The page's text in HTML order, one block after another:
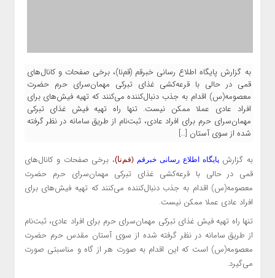
به گزارش پایگاه اطلاع رسانی خبرقم (قم‌نا)، برخی صفحات و کانال‌های
قمی در حالی با قرعه‌کشی غذای تبرکی مهمان‌سرای حرم حضرت
معصومه(س) اقدام به جذب دنبال‌کننده می‌کنند که تهیه فیش‌های برای
افراد عادی عملا ممکن نیست. تنها راه تهیه فیش غذای تبرکی
مهمان‌سرای حرم برای افراد عادی، ثبت‌نام از طریق سامانه در نظر گرفته
شده از سوی آستان […]
به گزارشپایگاه اطلاع رسانی خبرقم (قم‌نا)
، برخی صفحات و کانال‌های
قمی در حالی با قرعه‌کشی غذای تبرکی مهمان‌سرای حرم حضرت
معصومه(س) اقدام به جذب دنبال‌کننده می‌کنند که تهیه فیش‌های برای
افراد عادی عملا ممکن نیست.
تنها راه تهیه فیش غذای تبرکی مهمان‌سرای حرم برای افراد عادی، ثبت‌نام
از طریق سامانه در نظر گرفته شده از سوی آستان مقدس حرم حضرت
معصومه(س) است که این اقدام به صورت هر از گاه و مناسبتی صورت
می‌گیرد.